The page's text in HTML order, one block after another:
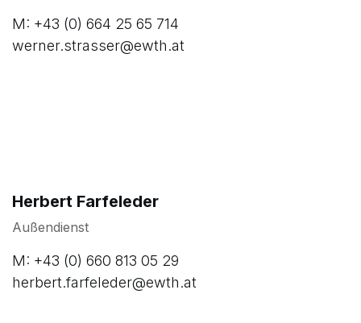
M: +43 (0) 664 25 65 714
werner.strasser@ewth.at
Herbert Farfeleder
Außendienst
M: +43 (0) 660 813 05 29
herbert.farfeleder@ewth.at